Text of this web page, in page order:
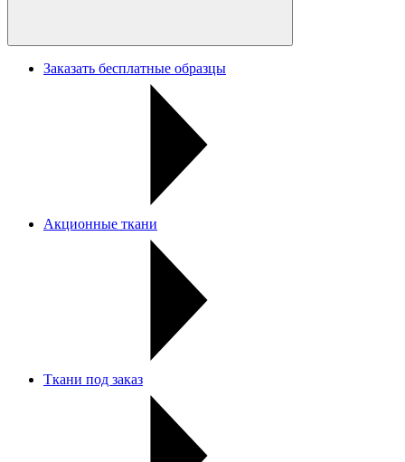
Заказать бесплатные образцы
Акционные ткани
Ткани под заказ